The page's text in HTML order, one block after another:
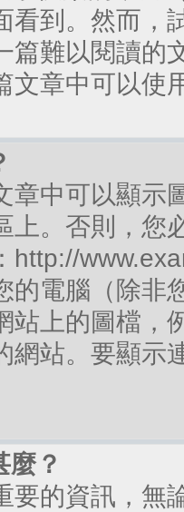
看到。然而，
篇難以閱讀的
文章中可以使
章中可以顯示
上。否則，您
http://
的電腦（除非
站上的圖檔，
網站。要顯示
麼？
要的資訊，無